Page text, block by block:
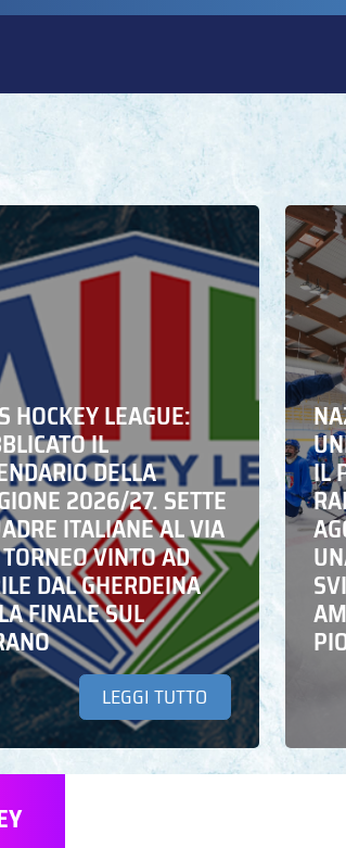
HOCKEY LEAGUE:
IL
DELLA
2026/27. SETTE
ITALIANE AL VIA
VINTO AD
DAL GHERDEINA
FINALE SUL
LEGGI TUTTO
IL